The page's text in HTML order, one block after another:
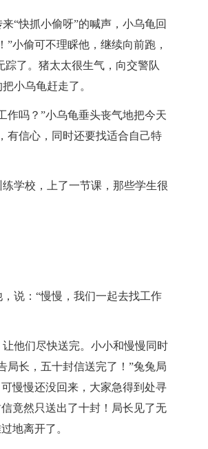
快抓小偷呀”的喊声，小乌龟回
小偷可不理睬他，继续向前跑，
了。猪太太很生气，向交警队
小乌龟赶走了。
吗？”小乌龟垂头丧气地把今天
有信心，同时还要找适合自己特
学校，上了一节课，那些学生很
说：“慢慢，我们一起去找工作
他们尽快送完。小小和慢慢同时
局长，五十封信送完了！”兔兔局
慢慢还没回来，大家急得到处寻
竟然只送出了十封！局长见了无
地离开了。